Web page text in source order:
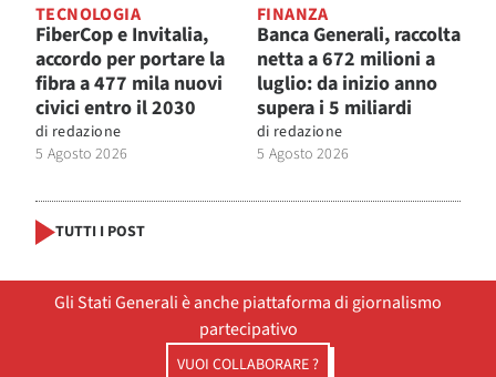
TECNOLOGIA
FiberCop e Invitalia,
accordo per portare la
fibra a 477 mila nuovi
civici entro il 2030
di redazione
5 Agosto 2026
FINANZA
Banca Generali, raccolta
netta a 672 milioni a
luglio: da inizio anno
supera i 5 miliardi
di redazione
5 Agosto 2026
TUTTI I POST
Gli Stati Generali è anche piattaforma di giornalismo
partecipativo
VUOI COLLABORARE ?